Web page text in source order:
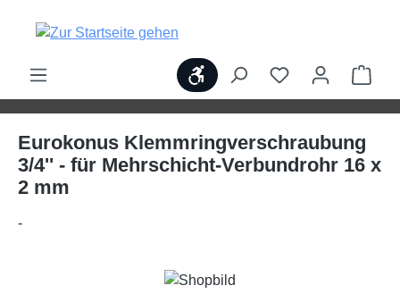
springen
Werkzeugleiste anzeigen
Eurokonus Klemmringverschraubung
3/4'' - für Mehrschicht-Verbundrohr 16 x
2 mm
-
Bildergalerie überspringen